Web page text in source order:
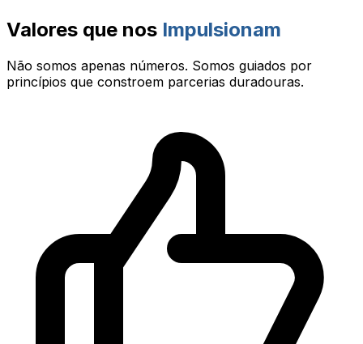
Valores que nos Impulsionam
Não somos apenas números. Somos guiados por
princípios que constroem parcerias duradouras.